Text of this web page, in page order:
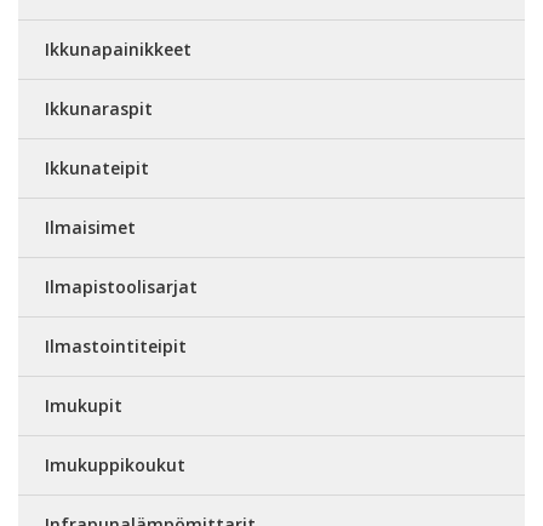
Ikkunapainikkeet
Ikkunaraspit
Ikkunateipit
Ilmaisimet
Ilmapistoolisarjat
Ilmastointiteipit
Imukupit
Imukuppikoukut